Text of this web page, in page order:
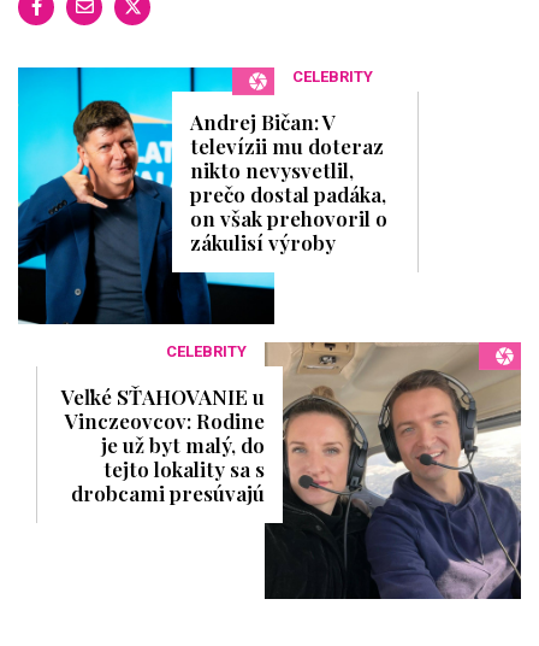
CELEBRITY
Andrej Bičan: V
televízii mu doteraz
nikto nevysvetlil,
prečo dostal padáka,
on však prehovoril o
zákulisí výroby
CELEBRITY
Veľké SŤAHOVANIE u
Vinczeovcov: Rodine
je už byt malý, do
tejto lokality sa s
drobcami presúvajú